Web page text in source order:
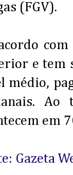
(FGV).
e tem
médio,
em
Gazeta